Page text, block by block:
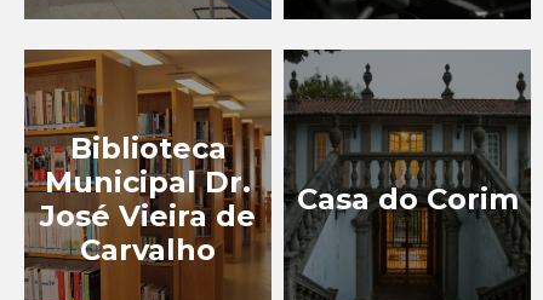
PERCURSOS NA MAIA
TURISMO DE LAZER
TURISMO DE NATUREZA
TURISMO
GASTRONÓMICO
TURISMO INDUSTRIAL
Biblioteca
Municipal Dr.
José Vieira de
Carvalho
Casa do Corim